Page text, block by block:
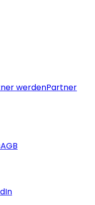
werdenPartner
AGB